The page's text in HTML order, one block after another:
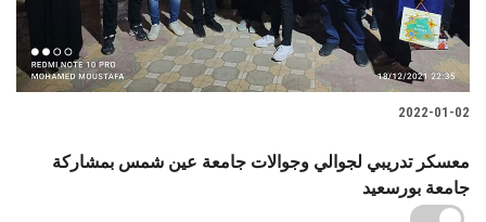
2022-01-02
معسكر تدريبي لجوالي وجوالات جامعة عين شمس بمشاركة
جامعة بورسعيد